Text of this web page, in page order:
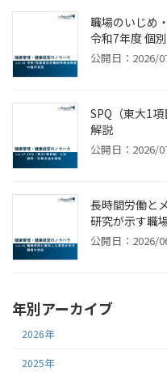
職場のいじめ
令和7年度 個
公開日：2026/
SPQ（東大1
解説
公開日：2026/
長時間労働と
研究が示す職
公開日：2026/
年別アーカイブ
2026年
2025年